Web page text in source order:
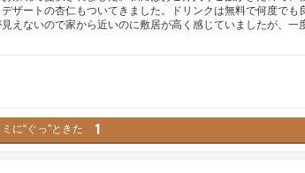
ザートの杏仁もついてきました。ドリンクは無料で何度でも
えないので家から近いのに敷居が高く感じていましたが、一
に“ぐっ”ときた 1